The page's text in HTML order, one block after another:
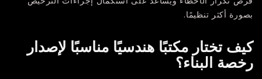
بصورة أكثر تنظيمًا.
كيف تختار مكتبًا هندسيًا مناسبًا لإصدار
رخصة البناء؟